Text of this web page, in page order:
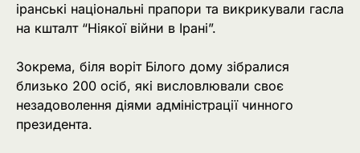
іранські національні прапори та викрикували гасла
на кшталт “Ніякої війни в Ірані”.
Зокрема, біля воріт Білого дому зібралися
близько 200 осіб, які висловлювали своє
незадоволення діями адміністрації чинного
президента.